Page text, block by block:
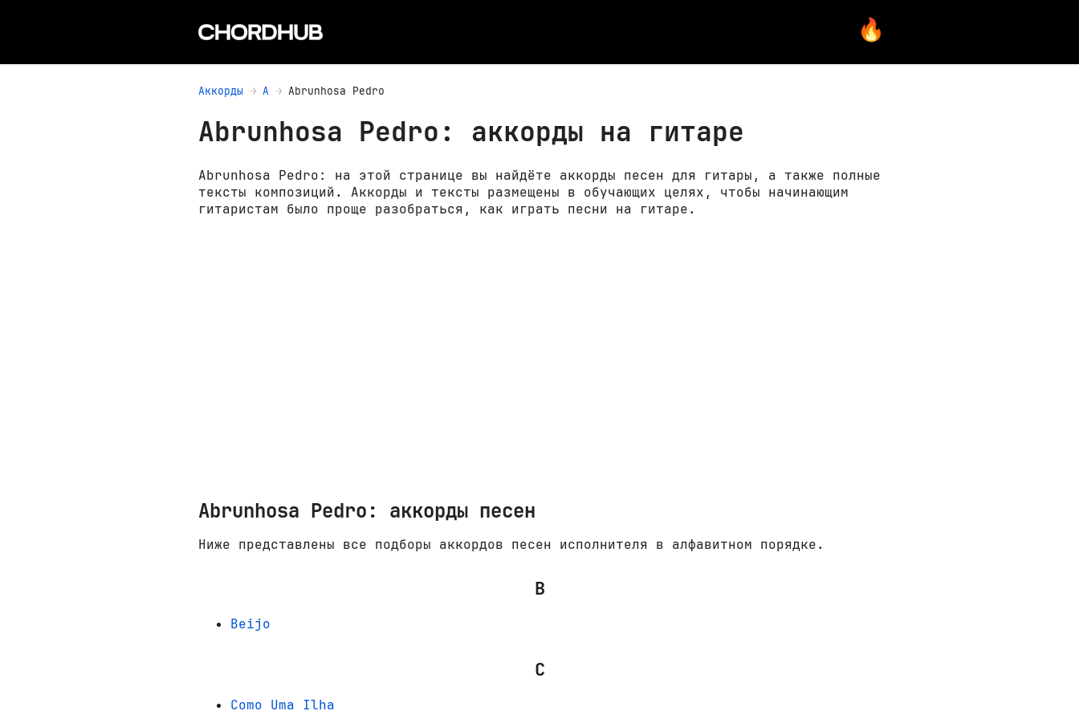
Аккорды A Abrunhosa Pedro
Abrunhosa Pedro: аккорды на гитаре
Abrunhosa Pedro: на этой странице вы найдёте аккорды песен для гитары, а также полные
тексты композиций. Аккорды и тексты размещены в обучающих целях, чтобы начинающим
гитаристам было проще разобраться, как играть песни на гитаре.
Abrunhosa Pedro: аккорды песен
Ниже представлены все подборы аккордов песен исполнителя в алфавитном порядке.
B
Beijo
C
Como Uma Ilha